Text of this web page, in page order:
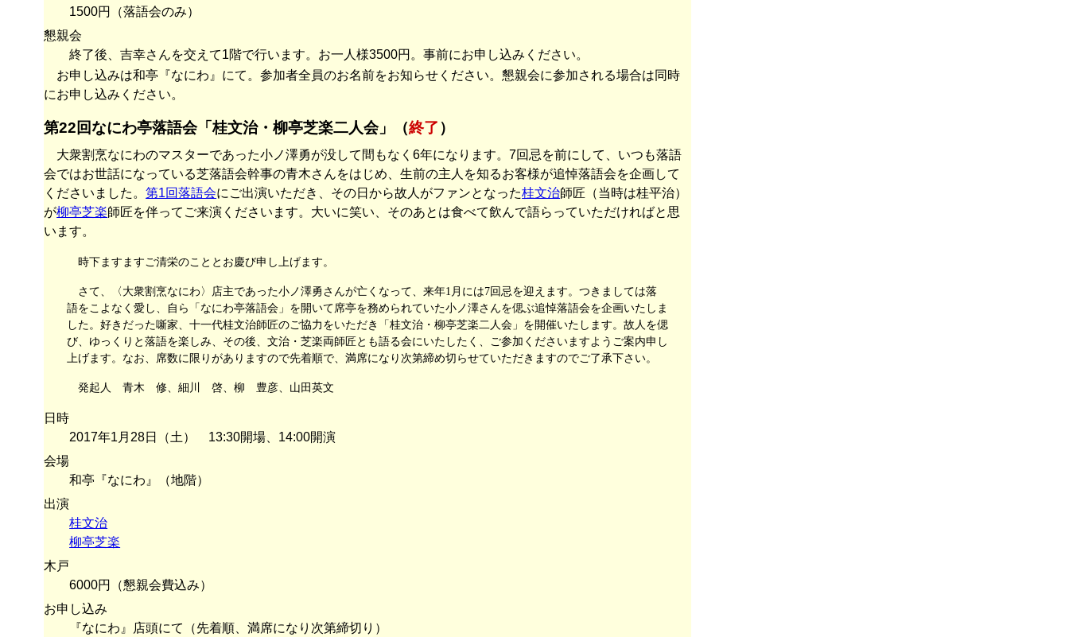
1500円（落語会のみ）
懇親会
終了後、吉幸さんを交えて1階で行います。お一人様3500円。事前にお申し込みください。
お申し込みは和亭『なにわ』にて。参加者全員のお名前をお知らせください。懇親会に参加される場合は同時
にお申し込みください。
第22回なにわ亭落語会「桂文治・柳亭芝楽二人会」（終了 ）
大衆割烹なにわのマスターであった小ノ澤勇が没して間もなく6年になります。7回忌を前にして、いつも落語
会ではお世話になっている芝落語会幹事の青木さんをはじめ、生前の主人を知るお客様が追悼落語会を企画して
くださいました。第1回落語会にご出演いただき、その日から故人がファンとなった桂文治師匠（当時は桂平治）
が柳亭芝楽師匠を伴ってご来演くださいます。大いに笑い、そのあとは食べて飲んで語らっていただければと思
います。
時下ますますご清栄のこととお慶び申し上げます。
さて、〈大衆割烹なにわ〉店主であった小ノ澤勇さんが亡くなって、来年1月には7回忌を迎えます。つきましては落
語をこよなく愛し、自ら「なにわ亭落語会」を開いて席亭を務められていた小ノ澤さんを偲ぶ追悼落語会を企画いたしま
した。好きだった噺家、十一代桂文治師匠のご協力をいただき「桂文治・柳亭芝楽二人会」を開催いたします。故人を偲
び、ゆっくりと落語を楽しみ、その後、文治・芝楽両師匠とも語る会にいたしたく、ご参加くださいますようご案内申し
上げます。なお、席数に限りがありますので先着順で、満席になり次第締め切らせていただきますのでご了承下さい。
発起人 青木 修、細川 啓、柳 豊彦、山田英文
日時
2017年1月28日（土） 13:30開場、14:00開演
会場
和亭『なにわ』（地階）
出演
桂文治
柳亭芝楽
木戸
6000円（懇親会費込み）
お申し込み
『なにわ』店頭にて（先着順、満席になり次第締切り）